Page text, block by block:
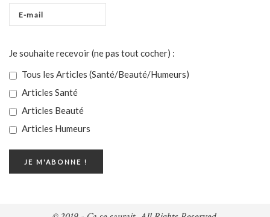
Je souhaite recevoir (ne pas tout cocher) :
Tous les Articles (Santé/Beauté/Humeurs)
Articles Santé
Articles Beauté
Articles Humeurs